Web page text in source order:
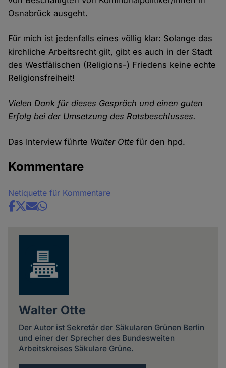
Osnabrück ausgeht.
Für mich ist jedenfalls eines völlig klar: Solange das
kirchliche Arbeitsrecht gilt, gibt es auch in der Stadt
des Westfälischen (Religions-) Friedens keine echte
Religionsfreiheit!
Vielen Dank für dieses Gespräch und einen guten
Erfolg bei der Umsetzung des Ratsbeschlusses.
Das Interview führte Walter Otte für den hpd.
Kommentare
Netiquette für Kommentare
Share
Walter Otte
Der Autor ist Sekretär der Säkularen Grünen Berlin
und einer der Sprecher des Bundesweiten
Arbeitskreises Säkulare Grüne.